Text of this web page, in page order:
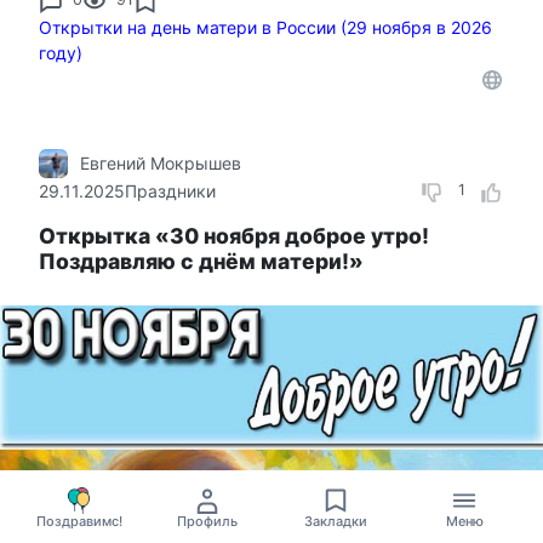
Открытки на день матери в России (29 ноября в 2026
году)
1
Евгений Мокрышев
29.11.2025Праздники
Открытка «30 ноября доброе утро!
Поздравляю с днём матери!»
Поздравимс! Профиль Закладки Меню